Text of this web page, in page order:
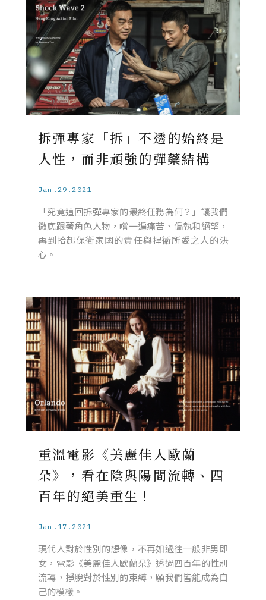
拆彈專家「拆」不透的始終是
人性，而非頑強的彈藥結構
Jan.29.2021
「究竟這回拆彈專家的最終任務為何？」讓我們
徹底跟著角色人物，嚐一遍痛苦、偏執和絕望，
再到拾起保衛家國的責任與捍衛所愛之人的決
心。
重溫電影《美麗佳人歐蘭
朵》，看在陰與陽間流轉、四
百年的絕美重生！
Jan.17.2021
現代人對於性別的想像，不再如過往一般非男即
女，電影《美麗佳人歐蘭朵》透過四百年的性別
流轉，掙脫對於性別的束縛，願我們皆能成為自
己的模樣。